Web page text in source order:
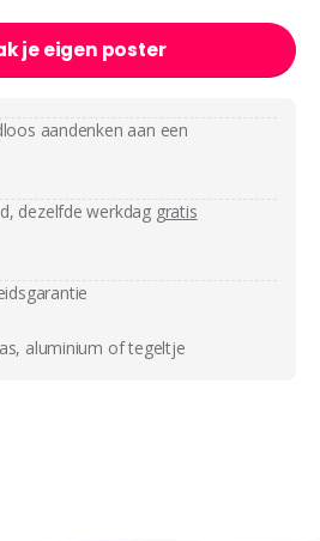
je eigen poster
aandenken aan een
dezelfde werkdag gratis
aluminium of tegeltje